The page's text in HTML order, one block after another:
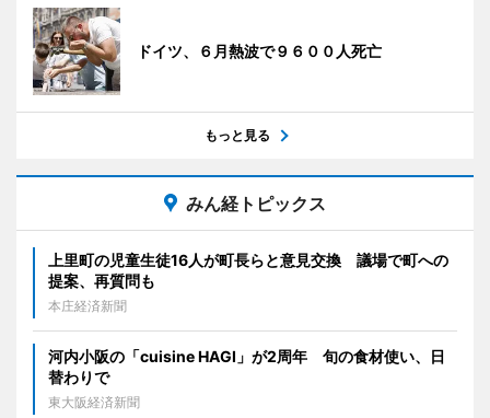
ドイツ、６月熱波で９６００人死亡
もっと見る
みん経トピックス
上里町の児童生徒16人が町長らと意見交換 議場で町への
提案、再質問も
本庄経済新聞
河内小阪の「cuisine HAGI」が2周年 旬の食材使い、日
替わりで
東大阪経済新聞